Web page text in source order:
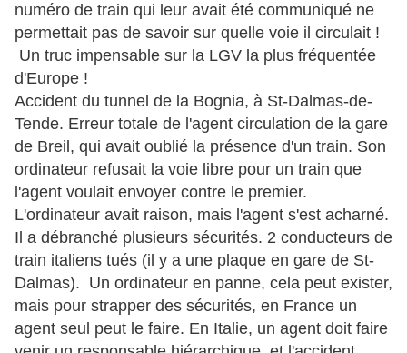
numéro de train qui leur avait été communiqué ne
permettait pas de savoir sur quelle voie il circulait !
Un truc impensable sur la LGV la plus fréquentée
d'Europe !
Accident du tunnel de la Bognia, à St-Dalmas-de-
Tende. Erreur totale de l'agent circulation de la gare
de Breil, qui avait oublié la présence d'un train. Son
ordinateur refusait la voie libre pour un train que
l'agent voulait envoyer contre le premier.
L'ordinateur avait raison, mais l'agent s'est acharné.
Il a débranché plusieurs sécurités. 2 conducteurs de
train italiens tués (il y a une plaque en gare de St-
Dalmas). Un ordinateur en panne, cela peut exister,
mais pour strapper des sécurités, en France un
agent seul peut le faire. En Italie, un agent doit faire